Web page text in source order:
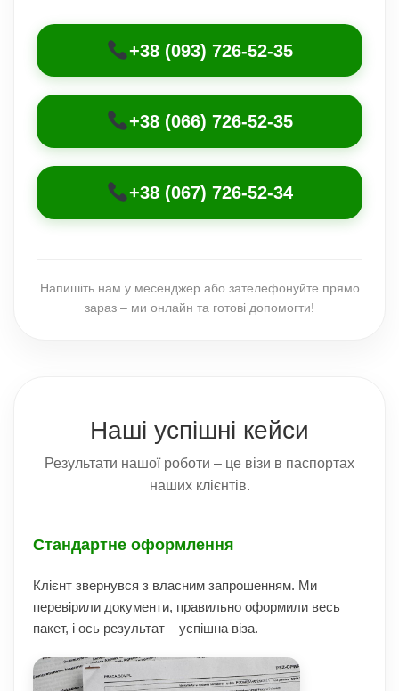
+38 (093) 726-52-35
+38 (066) 726-52-35
+38 (067) 726-52-34
Напишіть нам у месенджер або зателефонуйте прямо
зараз – ми онлайн та готові допомогти!
Наші успішні кейси
Результати нашої роботи – це візи в паспортах
наших клієнтів.
Стандартне оформлення
Клієнт звернувся з власним запрошенням. Ми
перевірили документи, правильно оформили весь
пакет, і ось результат – успішна віза.